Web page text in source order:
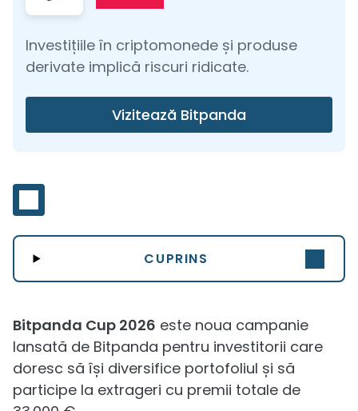
Investițiile în criptomonede și produse
derivate implică riscuri ridicate.
Vizitează Bitpanda
CUPRINS
Bitpanda Cup 2026 este noua campanie
lansată de Bitpanda pentru investitorii care
doresc să își diversifice portofoliul și să
participe la extrageri cu premii totale de